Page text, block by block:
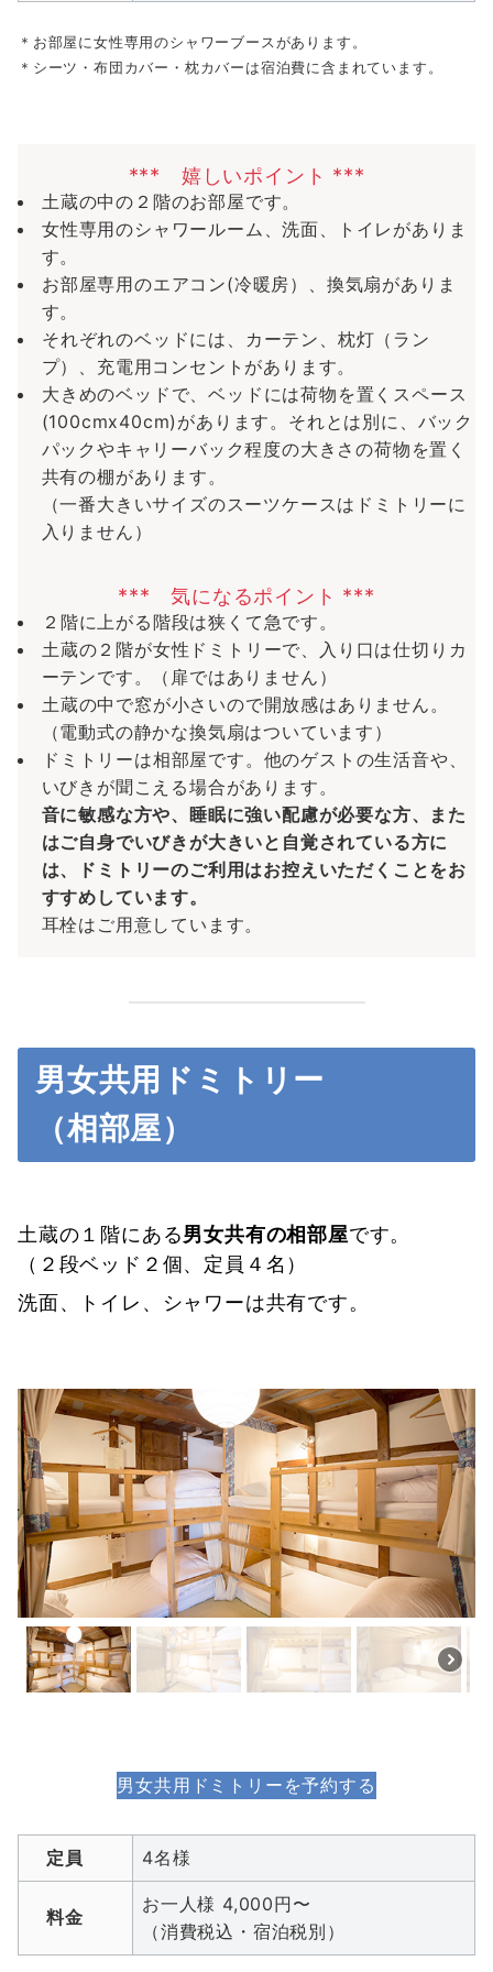
＊お部屋に女性専用のシャワーブースがあります。
＊シーツ・布団カバー・枕カバーは宿泊費に含まれています。
*** 嬉しいポイント ***
土蔵の中の２階のお部屋です。
女性専用のシャワールーム、洗面、トイレがありま
す。
お部屋専用のエアコン(冷暖房）、換気扇がありま
す。
それぞれのベッドには、カーテン、枕灯（ラン
プ）、充電用コンセントがあります。
大きめのベッドで、ベッドには荷物を置くスペース
(100cmx40cm)があります。それとは別に、バック
パックやキャリーバック程度の大きさの荷物を置く
共有の棚があります。
（一番大きいサイズのスーツケースはドミトリーに
入りません）
*** 気になるポイント ***
２階に上がる階段は狭くて急です。
土蔵の２階が女性ドミトリーで、入り口は仕切りカ
ーテンです。（扉ではありません）
土蔵の中で窓が小さいので開放感はありません。
（電動式の静かな換気扇はついています）
ドミトリーは相部屋です。他のゲストの生活音や、
いびきが聞こえる場合があります。
音に敏感な方や、睡眠に強い配慮が必要な方、また
はご自身でいびきが大きいと自覚されている方に
は、ドミトリーのご利用はお控えいただくことをお
すすめしています。
耳栓はご用意しています。
男女共用ドミトリー
（相部屋）
土蔵の１階にある男女共有の相部屋です。
（２段ベッド２個、定員４名）
洗面、トイレ、シャワーは共有です。
男女共用ドミトリーを予約する
定員 4名様
料金
お一人様 4,000円〜
（消費税込・宿泊税別）